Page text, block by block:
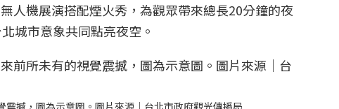
人機展演搭配煙火秀，為觀眾帶來總長20分鐘的夜
城市意象共同點亮夜空。
震撼，圖為示意圖。圖片來源｜台北市政府觀光傳播局